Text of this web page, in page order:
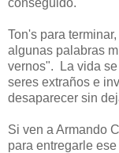
Ton's para
algunas palabras
vernos". La vida
seres extraños e
desaparecer sin
Si ven a Armando
para entregarle